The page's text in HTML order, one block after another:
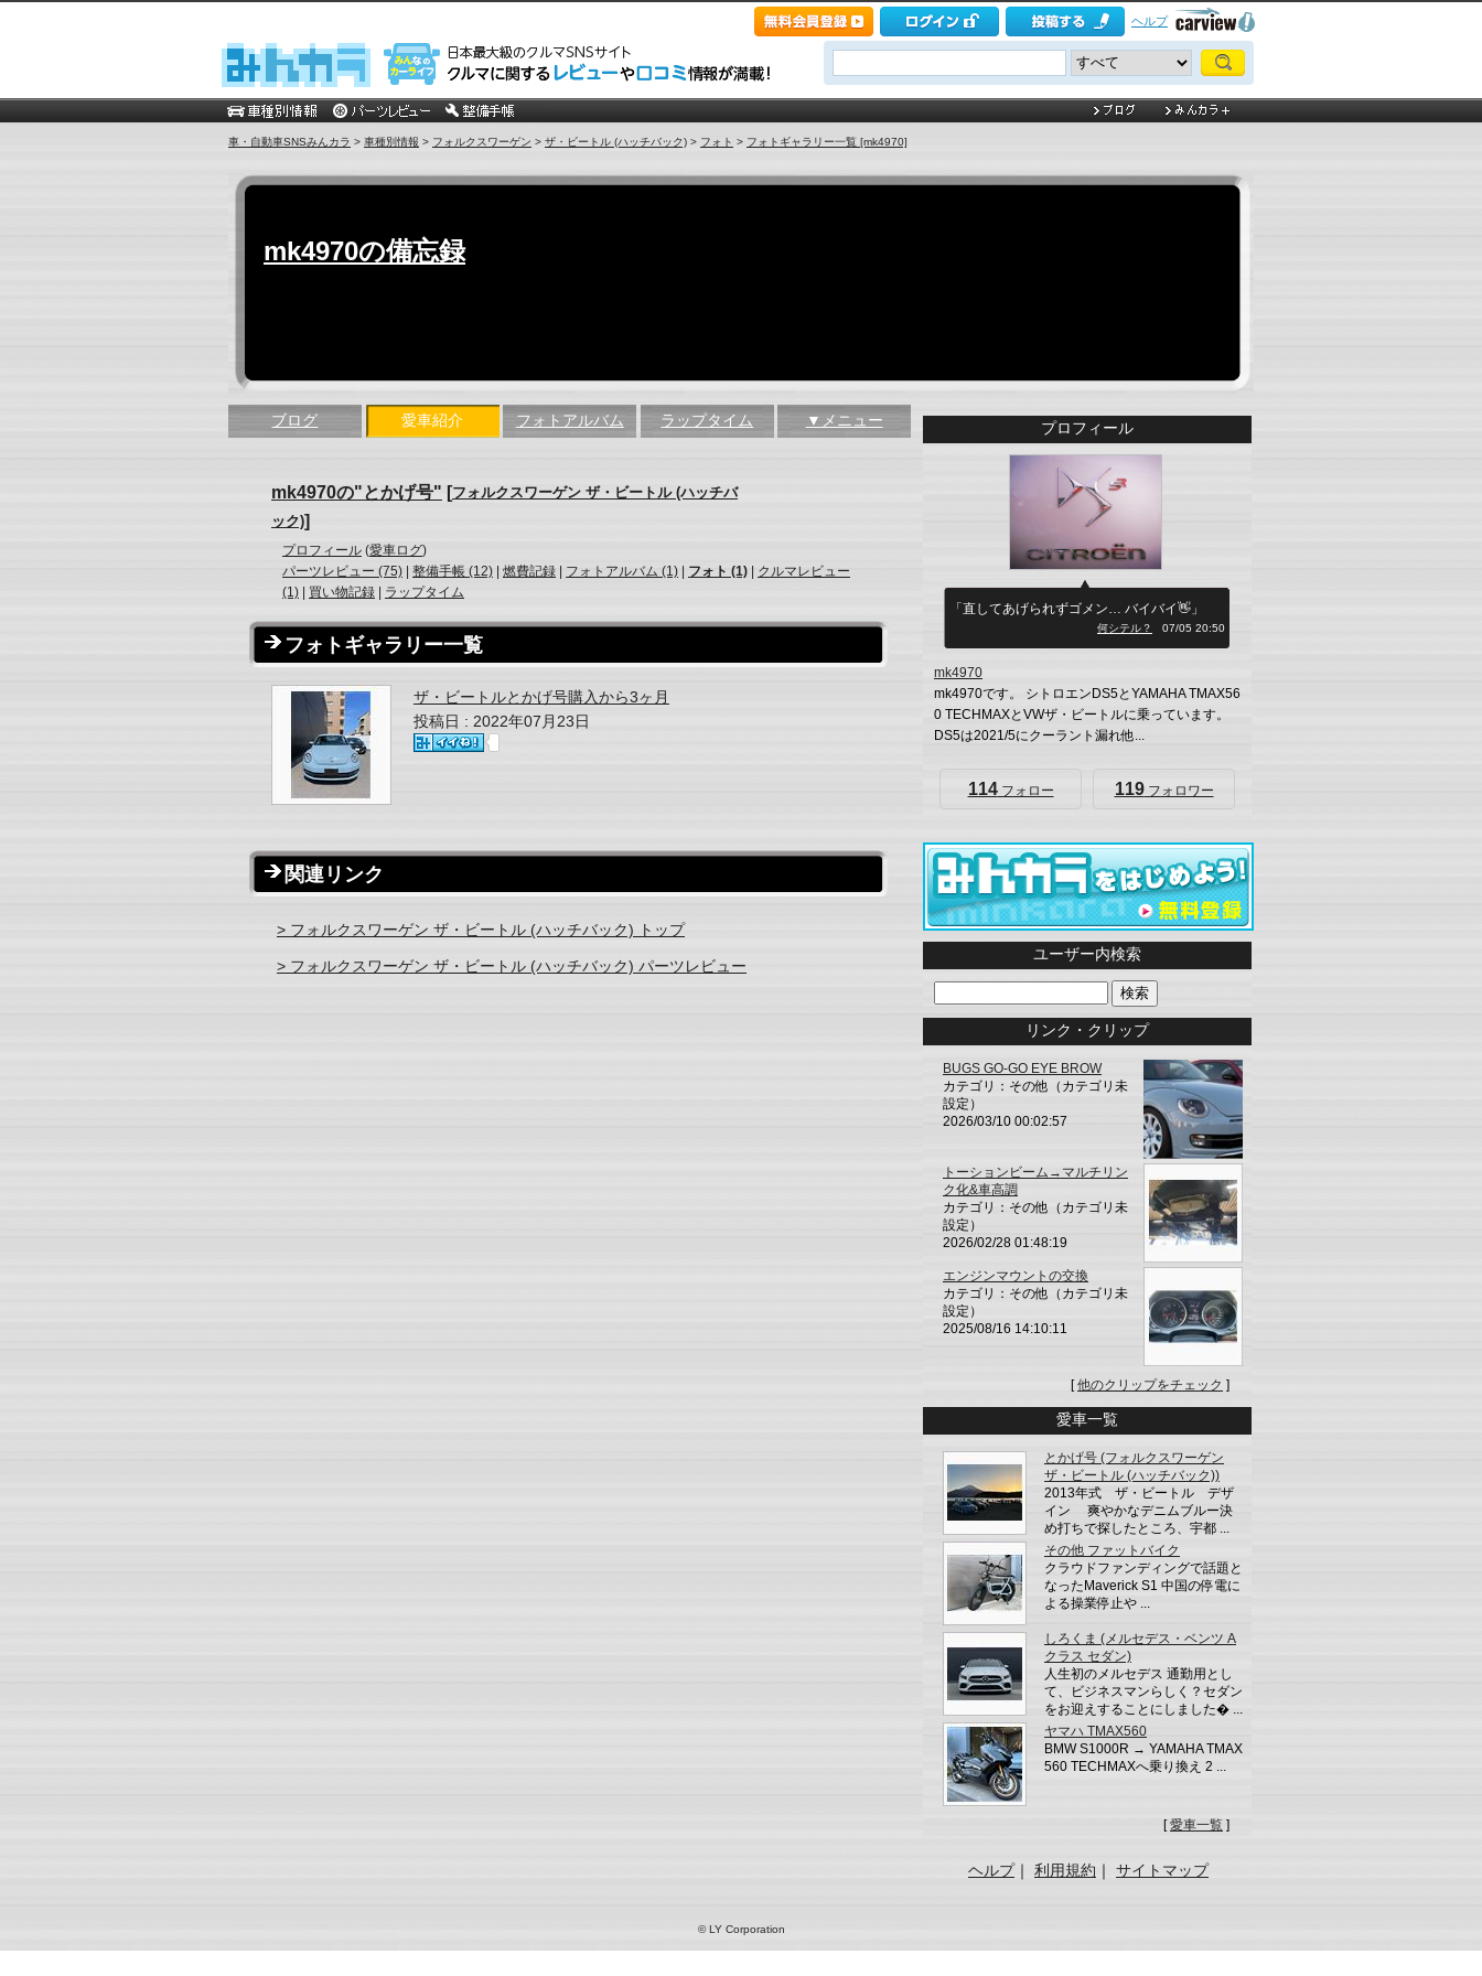
ヘルプ
車・自動車SNSみんカラ > 車種別情報 > フォルクスワーゲン > ザ・ビートル (ハッチバック) > フォト > フォトギャラリー一覧 [mk4970]
mk4970の備忘録
ブログ 愛車紹介 フォトアルバム ラップタイム ▼メニュー
mk4970の"とかげ号" [フォルクスワーゲン ザ・ビートル (ハッチバ
ック)]
プロフィール (愛車ログ)
パーツレビュー (75)
整備手帳 (12) 燃費記録 フォトアルバム (1) フォト (1)
クルマレビュー
(1)
買い物記録 ラップタイム
フォトギャラリー一覧
ザ・ビートルとかげ号購入から3ヶ月
投稿日 : 2022年07月23日
関連リンク
> フォルクスワーゲン ザ・ビートル (ハッチバック) トップ
> フォルクスワーゲン ザ・ビートル (ハッチバック) パーツレビュー
プロフィール
「直してあげられずゴメン… バイバイ👋」
何シテル？ 07/05 20:50
mk4970
mk4970です。 シトロエンDS5とYAMAHA TMAX56
0 TECHMAXとVWザ・ビートルに乗っています。
DS5は2021/5にクーラント漏れ他...
114フォロー 119フォロワー
ユーザー内検索
リンク・クリップ
BUGS GO-GO EYE BROW
カテゴリ：その他（カテゴリ未
設定）
2026/03/10 00:02:57
トーションビーム→マルチリン
ク化&車高調
カテゴリ：その他（カテゴリ未
設定）
2026/02/28 01:48:19
エンジンマウントの交換
カテゴリ：その他（カテゴリ未
設定）
2025/08/16 14:10:11
[他のクリップをチェック ]
愛車一覧
とかげ号 (フォルクスワーゲン
ザ・ビートル (ハッチバック))
2013年式 ザ・ビートル デザ
イン 爽やかなデニムブルー決
め打ちで探したところ、宇都 ...
その他 ファットバイク
クラウドファンディングで話題と
なったMaverick S1 中国の停電に
よる操業停止や ...
しろくま (メルセデス・ベンツ A
クラス セダン)
人生初のメルセデス 通勤用とし
て、ビジネスマンらしく？セダン
をお迎えすることにしました� ...
ヤマハ TMAX560
BMW S1000R → YAMAHA TMAX
560 TECHMAXへ乗り換え 2 ...
[愛車一覧 ]
ヘルプ｜ 利用規約 ｜ サイトマップ
© LY Corporation